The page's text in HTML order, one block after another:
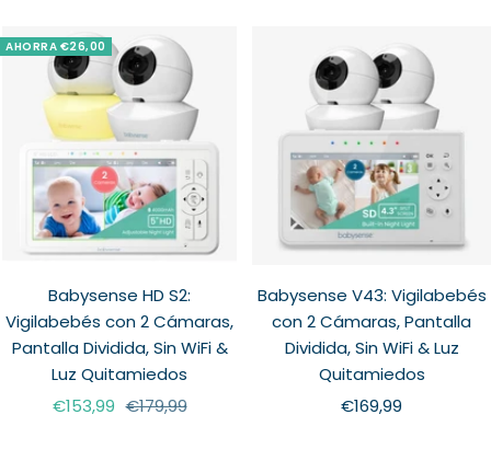
venta
AHORRA €26,00
Babysense HD S2:
Vigilabebés con 2 Cámaras,
Pantalla Dividida, Sin WiFi &
Luz Quitamiedos
Precio
€153,99 Precio
€179,99
Babysense V43: Vigilabebés
con 2 Cámaras, Pantalla
Dividida, Sin WiFi & Luz
Quitamiedos
Precio
€169,99